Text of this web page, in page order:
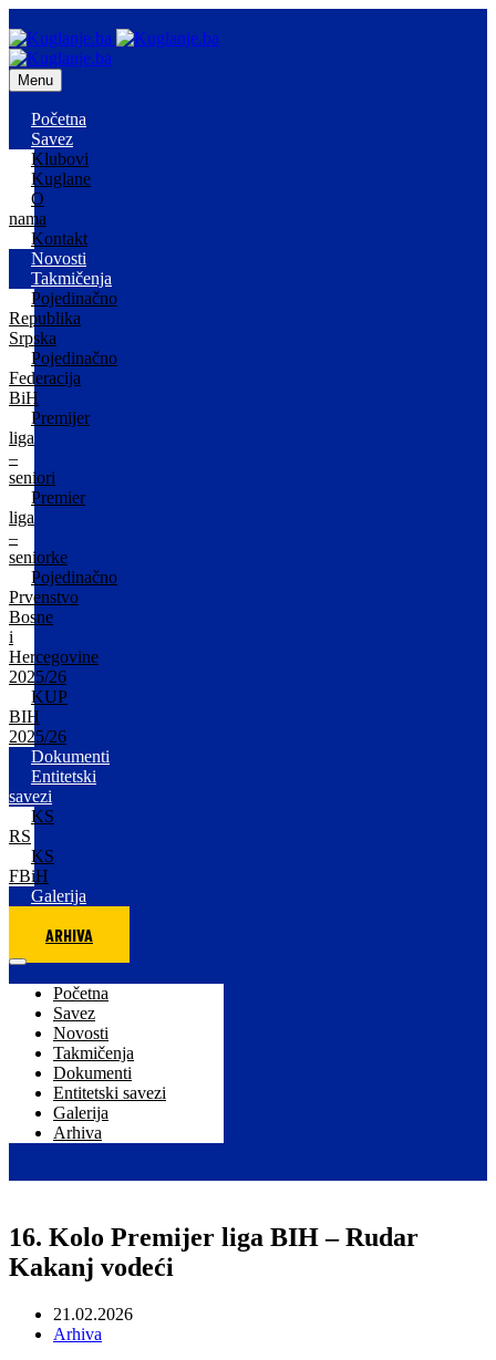
Menu
Početna
Savez
Klubovi
Kuglane
O
nama
Kontakt
Novosti
Takmičenja
Pojedinačno
Republika
Srpska
Pojedinačno
Federacija
BiH
Premijer
liga
–
seniori
Premier
liga
–
seniorke
Pojedinačno
Prvenstvo
Bosne
i
Hercegovine
2025/26
KUP
BIH
2025/26
Dokumenti
Entitetski
savezi
KS
RS
KS
FBiH
Galerija
ARHIVA
Početna
Savez
Novosti
Takmičenja
Dokumenti
Entitetski savezi
Galerija
Arhiva
16. Kolo Premijer liga BIH – Rudar
Kakanj vodeći
21.02.2026
Arhiva